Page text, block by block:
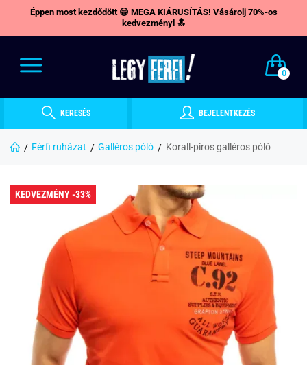
Éppen most kezdődött 😁 MEGA KIÁRUSÍTÁS! Vásárolj 70%-os
kedvezményl 🔝
0
KERESÉS BEJELENTKEZÉS
Férfi ruházat Galléros póló Korall-piros galléros póló
KEDVEZMÉNY -33%